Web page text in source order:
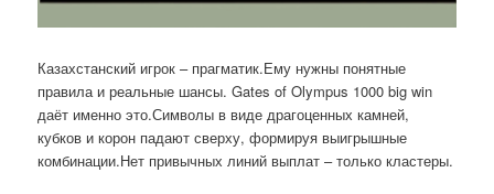
Казахстанский игрок – прагматик.Ему нужны понятные
правила и реальные шансы. Gates of Olympus 1000 big win
даёт именно это.Символы в виде драгоценных камней,
кубков и корон падают сверху, формируя выигрышные
комбинации.Нет привычных линий выплат – только кластеры.